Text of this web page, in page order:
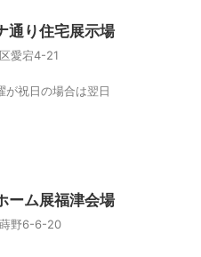
通り住宅展示場
愛宕4-21
が祝日の場合は翌日
ーム展福津会場
野6-6-20